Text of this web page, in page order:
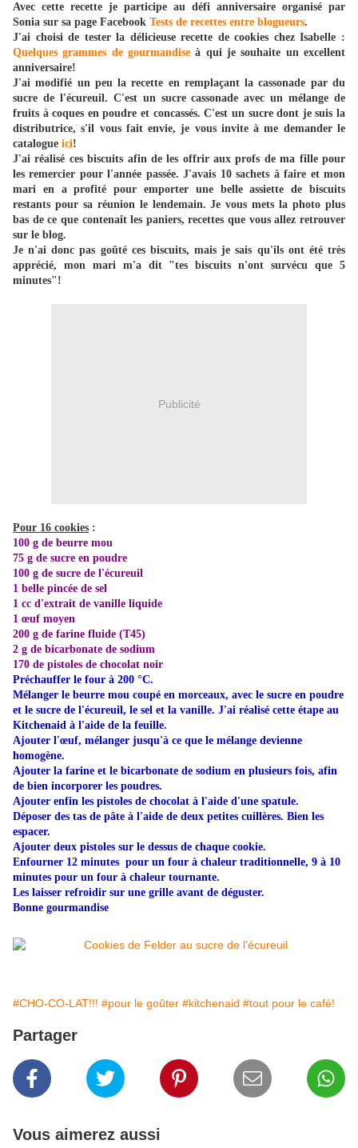
Avec cette recette je participe au défi anniversaire organisé par
Sonia sur sa page Facebook Tests de recettes entre blogueurs.
J'ai choisi de tester la délicieuse recette de cookies chez Isabelle :
Quelques grammes de gourmandise à qui je souhaite un excellent
anniversaire!
J'ai modifié un peu la recette en remplaçant la cassonade par du
sucre de l'écureuil. C'est un sucre cassonade avec un mélange de
fruits à coques en poudre et concassés. C'est un sucre dont je suis la
distributrice, s'il vous fait envie, je vous invite à me demander le
catalogue ici!
J'ai réalisé ces biscuits afin de les offrir aux profs de ma fille pour
les remercier pour l'année passée. J'avais 10 sachets à faire et mon
mari en a profité pour emporter une belle assiette de biscuits
restants pour sa réunion le lendemain. Je vous mets la photo plus
bas de ce que contenait les paniers, recettes que vous allez retrouver
sur le blog.
Je n'ai donc pas goûté ces biscuits, mais je sais qu'ils ont été très
apprécié, mon mari m'a dit "tes biscuits n'ont survécu que 5
minutes"!
Publicité
Pour 16 cookies :
100 g de beurre mou
75 g de sucre en poudre
100 g de sucre de l'écureuil
1 belle pincée de sel
1 cc d'extrait de vanille liquide
1 œuf moyen
200 g de farine fluide (T45)
2 g de bicarbonate de sodium
170 de pistoles de chocolat noir
Préchauffer le four à 200 °C.
Mélanger le beurre mou coupé en morceaux, avec le sucre en poudre
et le sucre de l'écureuil, le sel et la vanille. J'ai réalisé cette étape au
Kitchenaid à l'aide de la feuille.
Ajouter l'œuf, mélanger jusqu'à ce que le mélange devienne
homogène.
Ajouter la farine et le bicarbonate de sodium en plusieurs fois, afin
de bien incorporer les poudres.
Ajouter enfin les pistoles de chocolat à l'aide d'une spatule.
Déposer des tas de pâte à l'aide de deux petites cuillères. Bien les
espacer.
Ajouter deux pistoles sur le dessus de chaque cookie.
Enfourner 12 minutes pour un four à chaleur traditionnelle, 9 à 10
minutes pour un four à chaleur tournante.
Les laisser refroidir sur une grille avant de déguster.
Bonne gourmandise
#CHO-CO-LAT!!! #pour le goûter #kitchenaid #tout pour le café!
Partager
Vous aimerez aussi